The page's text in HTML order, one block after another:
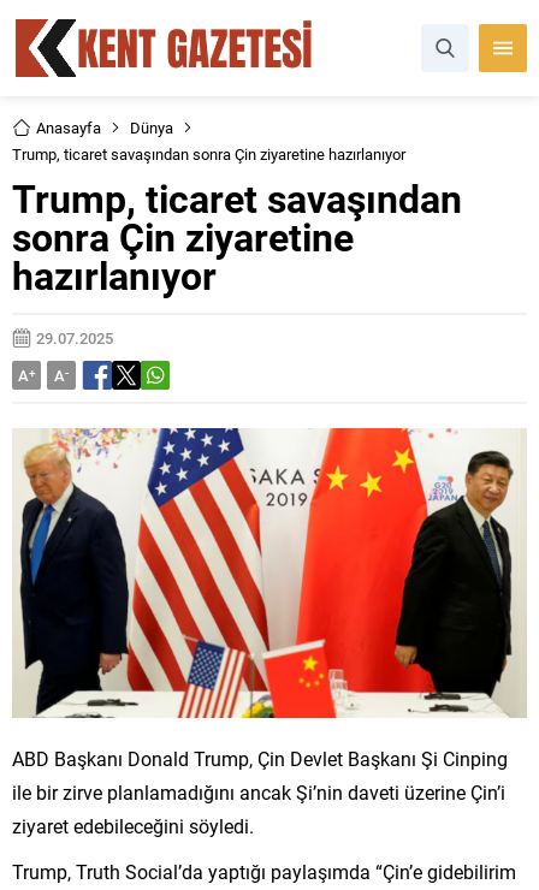
Anasayfa
Dünya
Trump, ticaret savaşından sonra Çin ziyaretine hazırlanıyor
Trump, ticaret savaşından
sonra Çin ziyaretine
hazırlanıyor
29.07.2025
A+ A-
ABD Başkanı Donald Trump, Çin Devlet Başkanı Şi Cinping
ile bir zirve planlamadığını ancak Şi’nin daveti üzerine Çin’i
ziyaret edebileceğini söyledi.
Trump, Truth Social’da yaptığı paylaşımda “Çin’e gidebilirim